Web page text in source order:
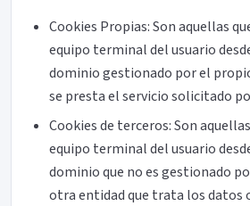
Cookies Propias: Son aquellas
equipo terminal del usuario
dominio gestionado por el
se presta el servicio solicitado
Cookies de terceros: Son
equipo terminal del usuario
dominio que no es gestionado
otra entidad que trata los datos